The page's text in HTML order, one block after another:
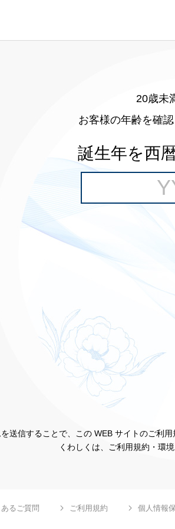
20歳未
お客様の年齢を確
誕生年を西
送信することで、この WEB サイトのご利
くわしくは、ご利用規約・環
るご質問 ご利用規約 個人情報